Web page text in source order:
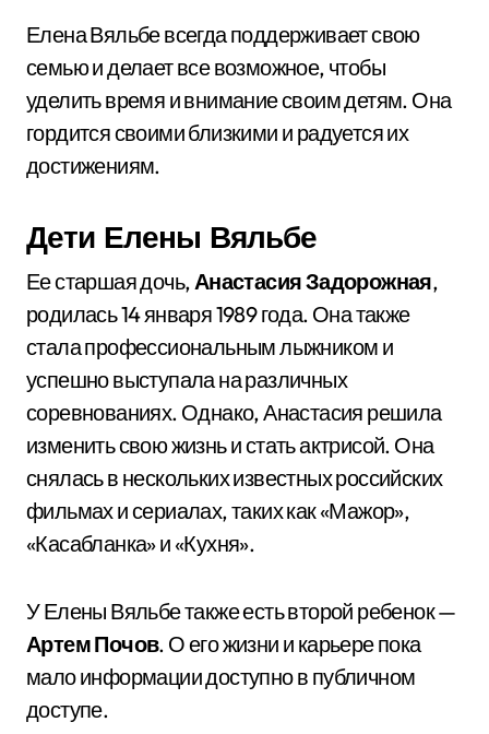
Елена Вяльбе всегда поддерживает свою
семью и делает все возможное, чтобы
уделить время и внимание своим детям. Она
гордится своими близкими и радуется их
достижениям.
Дети Елены Вяльбе
Ее старшая дочь,Анастасия Задорожная,
родилась 14 января 1989 года. Она также
стала профессиональным лыжником и
успешно выступала на различных
соревнованиях. Однако, Анастасия решила
изменить свою жизнь и стать актрисой. Она
снялась в нескольких известных российских
фильмах и сериалах, таких как «Мажор»,
«Касабланка» и «Кухня».
У Елены Вяльбе также есть второй ребенок —
Артем Почов. О его жизни и карьере пока
мало информации доступно в публичном
доступе.